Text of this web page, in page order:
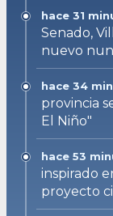
hace 31
Senado,
nuevo
hace 34
provincia
El Niño"
hace 53
inspirado
proyecto